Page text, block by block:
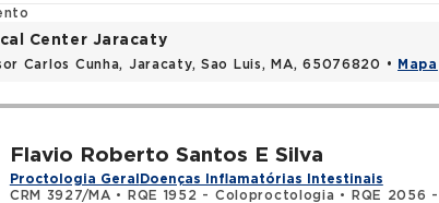
Center Jaracaty
Carlos Cunha, Jaracaty, Sao Luis, MA, 65076820 • Mapa
Flavio Roberto Santos E Silva
Proctologia Geral Doenças Inflamatórias Intestinais
CRM 3927/MA • RQE 1952 - Coloproctologia •
RQE 2056 - Cirurgia geral